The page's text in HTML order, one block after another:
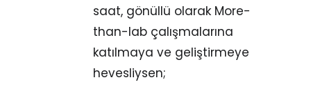
saat, gönüllü olarak More-
than-lab çalışmalarına
katılmaya ve geliştirmeye
hevesliysen;